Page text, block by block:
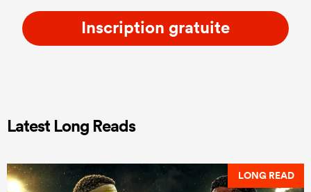
Inscription gratuite
Latest Long Reads
LONG READ